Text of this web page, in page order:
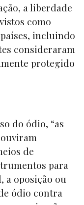
a liberdade
como
incluindo
consideraram
protegido
do ódio, “as
de
para
a oposição ou
ódio contra